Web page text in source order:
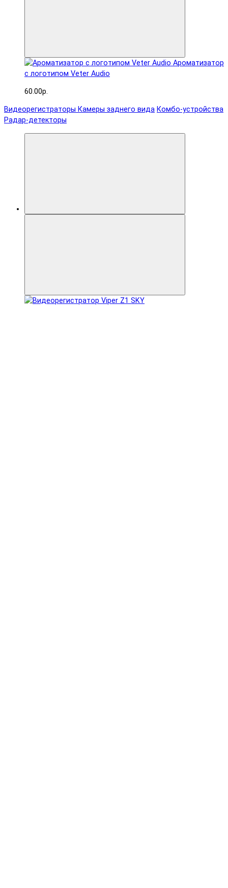
Ароматизатор
с логотипом Veter Audio
60.00р.
Видеорегистраторы Камеры заднего вида Комбо-устройства
Радар-детекторы